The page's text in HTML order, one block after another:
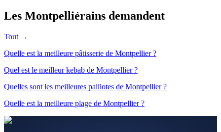
Les Montpelliérains demandent
Tout →
Quelle est la meilleure pâtisserie de Montpellier ?
Quel est le meilleur kebab de Montpellier ?
Quelles sont les meilleures paillotes de Montpellier ?
Quelle est la meilleure plage de Montpellier ?